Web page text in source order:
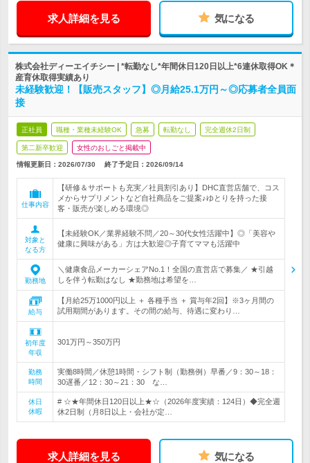
求人詳細を見る 気になる
株式会社ディーエイチシー | *転勤なし*年間休日120日以上*6連休取得OK＊
産育休取得実績あり
未経験歓迎！【販売スタッフ】◎月給25.1万円～◎応募者全員面
接
正社員 職種・業種未経験OK 急募 転勤なし 完全週休2日制
第二新卒歓迎 女性のおしごと掲載中
情報更新日：2026/07/30 終了予定日： 2026/09/14
仕事内容
【研修＆サポートも充実／社員割引あり】DHC直営店舗で、コス
メからサプリメントなど自社商品をご提案♪ゆとりを持った接
客・販売が楽しめる環境◎
対象と
なる方
【未経験OK／業界経験不問／20～30代女性活躍中】◎「美容や
健康に興味がある」方は大歓迎◎子育てママも活躍中
勤務地
＼健康食品メーカーシェアNo.1！全国の直営店で募集／ ★引越
しを伴う転勤はなし ★勤務地は希望を…
給与
【月給25万1000円以上 ＋ 各種手当 ＋ 賞与年2回】※3ヶ月間の
試用期間があります。その間の給与、待遇に変わり…
初年度
年収
301万円～350万円
勤務
時間
実働8時間／休憩1時間・シフト制（勤務例）早番／9：30～18：
30遅番／12：30～21：30 な…
休日
休暇
# ☆★年間休日120日以上★☆（2026年度実績：124日）◆完全週
休2日制（月8日以上・会社が定…
求人詳細を見る 気になる